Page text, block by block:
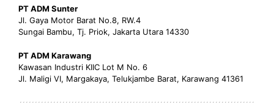
PT ADM Sunter
Jl. Gaya Motor Barat No.8, RW.4
Sungai Bambu, Tj. Priok, Jakarta Utara 14330
PT ADM Karawang
Kawasan Industri KIIC Lot M No. 6
Jl. Maligi VI, Margakaya, Telukjambe Barat, Karawang 41361